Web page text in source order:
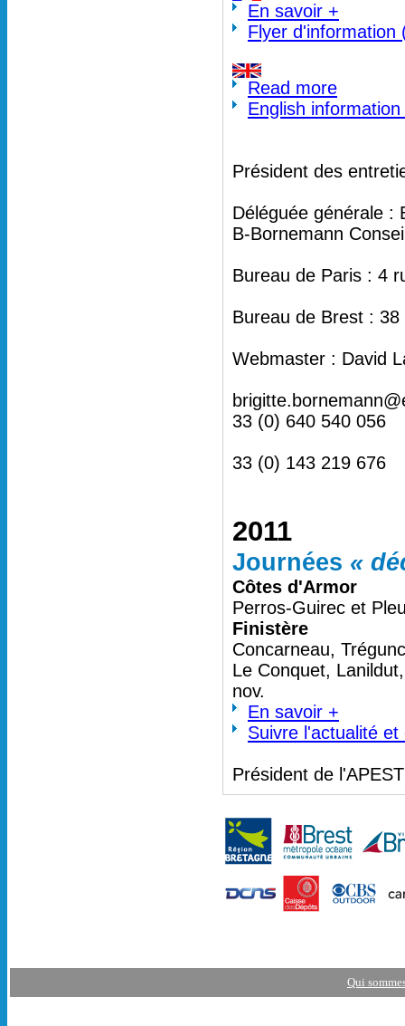
En savoir +
Flyer d'information
Read more
English
Président des
Déléguée générale :
B-Bornemann
Bureau de Paris : 4
Bureau de Brest :
Webmaster : David
33 (0) 640 540 056
33 (0) 143 219 676
2011
Journées «
Côtes d'Armor
Perros-Guirec et
Finistère
Concarneau,
Le Conquet,
nov.
En savoir +
Suivre l'actualité
Président de
Qui